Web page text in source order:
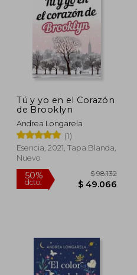
40%
dcto.
Tú y yo en el Corazón
de Brooklyn
Andrea Longarela
(1)
Esencia, 2021, Tapa Blanda,
Nuevo